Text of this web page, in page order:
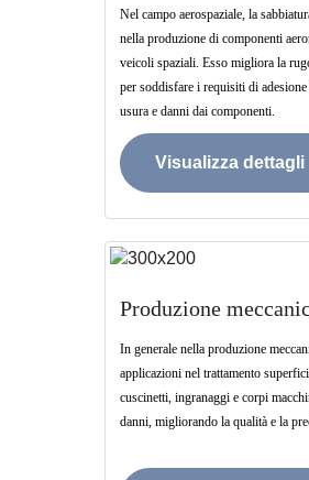
Nel campo aerospaziale, la
nella produzione di componenti
veicoli spaziali. Esso migliora la
per soddisfare i requisiti di
usura e danni dai componenti.
Visualizza dettagli
Produzione
In generale nella produzione
applicazioni nel trattamento
cuscinetti, ingranaggi e corpi
danni, migliorando la qualità e la